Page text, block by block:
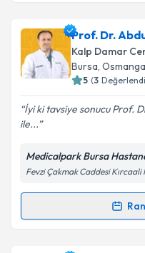
Prof. Dr. Nail
oluşturun. Size bu
takvim
Kişisel
Metni'ni
kapsamda
Prof. Dr.
Kalp Damar
Bursa,
5 (3
İyi ki tavsiye sonucu Prof.
ile...
Medicalpark Bursa
Fevzi Çakmak Caddesi
Randevu